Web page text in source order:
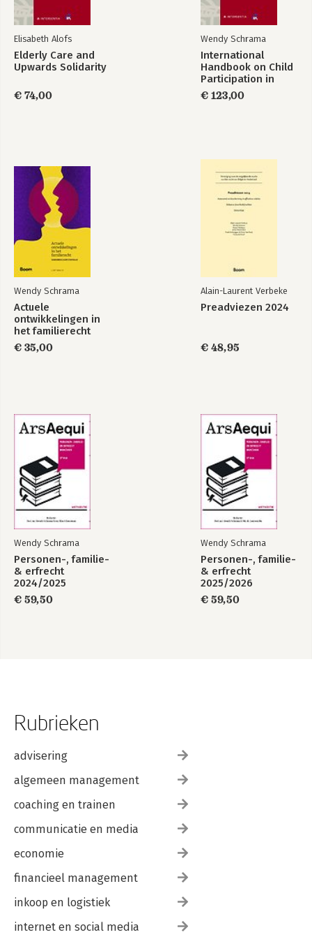
ontwikkelingen in
Preadviezen 2024
Bekijk alle boeken
Elisabeth Alofs
Elderly Care and
Upwards Solidarity
€ 74,00
Wendy Schrama
International
Handbook on Child
Participation in
Family Law
€ 123,00
Wendy Schrama
Actuele
ontwikkelingen in
het familierecht
€ 35,00
Alain-Laurent Verbeke
Preadviezen 2024
€ 48,95
Wendy Schrama
Personen-, familie-
& erfrecht
2024/2025
€ 59,50
Wendy Schrama
Personen-, familie-
& erfrecht
2025/2026
€ 59,50
Rubrieken
advisering
algemeen management
coaching en trainen
communicatie en media
economie
financieel management
inkoop en logistiek
internet en social media